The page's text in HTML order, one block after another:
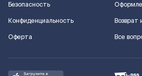
Безопасность
Конфиденциальность
Оферта
Возврат
Все